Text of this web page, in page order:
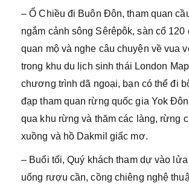
– Ổ Chiều đi Buôn Đôn, tham quan
ngắm cảnh sông Sêrêpôk, sàn cổ 120
quan mộ và nghe câu chuyện về vua
trong khu du lịch sinh thái London
chương trình dã ngoại, bạn có thể đi
đạp tham quan rừng quốc gia Yok
qua khu rừng và thăm các làng, rừng
xuồng và hồ Dakmil giấc mơ.
– Buổi tối, Quý khách tham dự vào
uống rượu cần, cồng chiêng nghệ